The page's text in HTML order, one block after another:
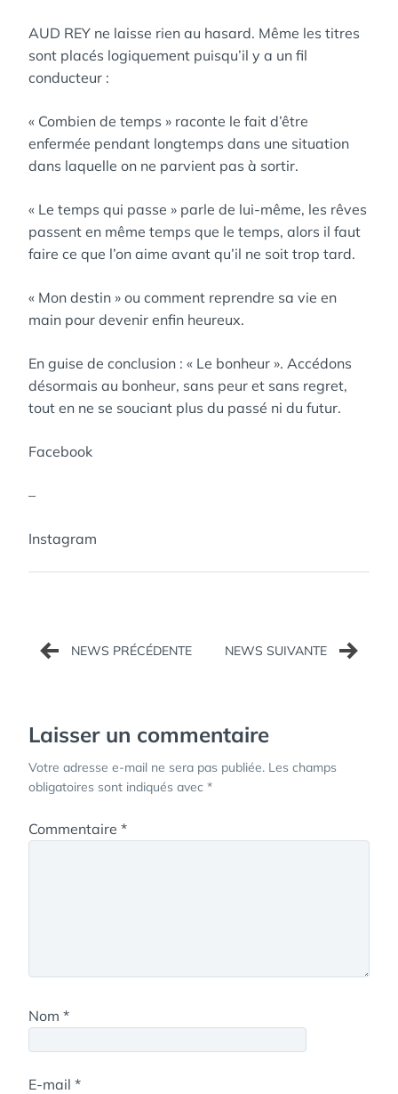
AUD REY ne laisse rien au hasard. Même les titres
sont placés logiquement puisqu’il y a un fil
conducteur :
« Combien de temps » raconte le fait d’être
enfermée pendant longtemps dans une situation
dans laquelle on ne parvient pas à sortir.
« Le temps qui passe » parle de lui-même, les rêves
passent en même temps que le temps, alors il faut
faire ce que l’on aime avant qu’il ne soit trop tard.
« Mon destin » ou comment reprendre sa vie en
main pour devenir enfin heureux.
En guise de conclusion : « Le bonheur ». Accédons
désormais au bonheur, sans peur et sans regret,
tout en ne se souciant plus du passé ni du futur.
Facebook
–
Instagram
Navigation
de
Laisser un commentaire
Votre adresse e-mail ne sera pas publiée. Les champs
obligatoires sont indiqués avec *
Commentaire *
Nom *
E-mail *